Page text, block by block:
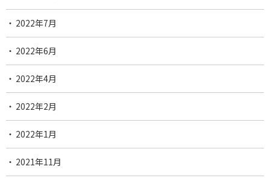
2022年7月
2022年6月
2022年4月
2022年2月
2022年1月
2021年11月